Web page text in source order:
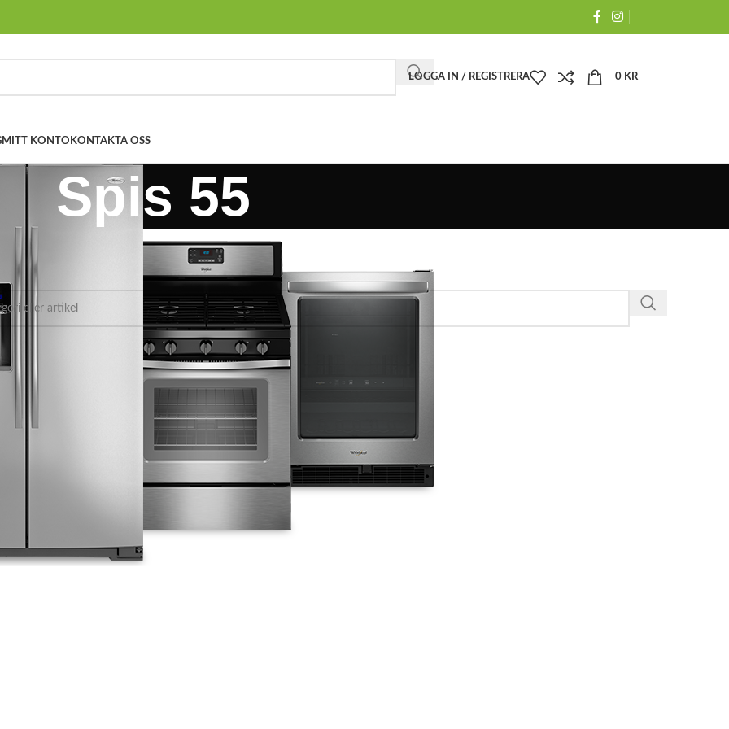
LOGGA IN / REGISTRERA 0 KR
MITT KONTO KONTAKTA OSS
Spis 55
som motsvarar ditt val.